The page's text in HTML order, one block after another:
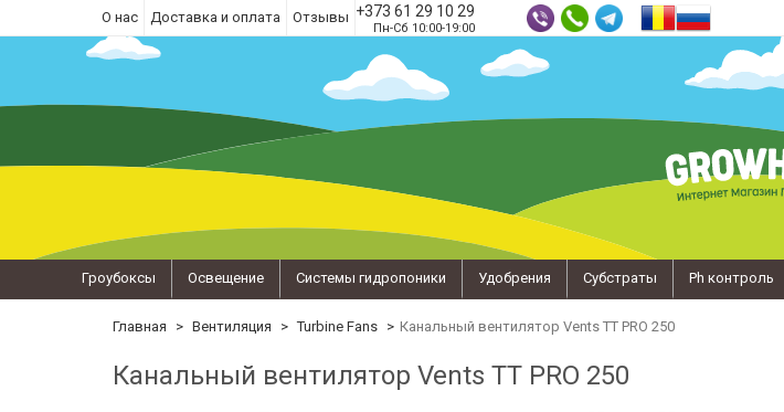
О нас Доставка и оплата Отзывы +373 61 29 10 29
Пн-Сб 10:00-19:00
Гроубоксы Освещение Системы гидропоники Удобрения Субстраты Ph контроль
Главная Вентиляция Turbine Fans Канальный вентилятор Vents TT PRO 250
Канальный вентилятор Vents TT PRO 250